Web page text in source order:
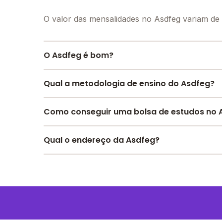
O valor das mensalidades no Asdfeg variam
O Asdfeg é bom?
O Asdfeg é bem avaliado por pais, alunos e
motivação dos estudantes.
Confira aquias avaliações feitas por alunos,
Qual a metodologia de ensino do Asdfeg?
A metodologia é um conjunto de métodos e
Como conseguir uma bolsa de estudos no
Pesquise bolsas disponíveis no Melhor Escola
Qual o endereço da Asdfeg?